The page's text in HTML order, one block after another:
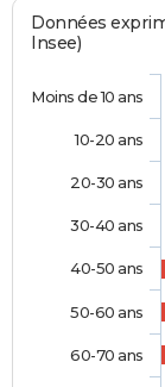
Données
Insee)
Moins de 10 ans
10-20 ans
20-30 ans
30-40 ans
40-50 ans
50-60 ans
60-70 ans